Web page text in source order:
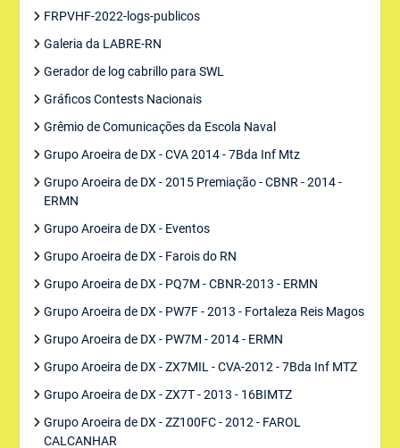
FRPVHF-2022-logs-publicos
Galeria da LABRE-RN
Gerador de log cabrillo para SWL
Gráficos Contests Nacionais
Grêmio de Comunicações da Escola Naval
Grupo Aroeira de DX - CVA 2014 - 7Bda Inf Mtz
Grupo Aroeira de DX - 2015 Premiação - CBNR - 2014 -
ERMN
Grupo Aroeira de DX - Eventos
Grupo Aroeira de DX - Farois do RN
Grupo Aroeira de DX - PQ7M - CBNR-2013 - ERMN
Grupo Aroeira de DX - PW7F - 2013 - Fortaleza Reis Magos
Grupo Aroeira de DX - PW7M - 2014 - ERMN
Grupo Aroeira de DX - ZX7MIL - CVA-2012 - 7Bda Inf MTZ
Grupo Aroeira de DX - ZX7T - 2013 - 16BIMTZ
Grupo Aroeira de DX - ZZ100FC - 2012 - FAROL
CALCANHAR